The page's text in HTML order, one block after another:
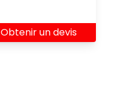
Obtenir un devis